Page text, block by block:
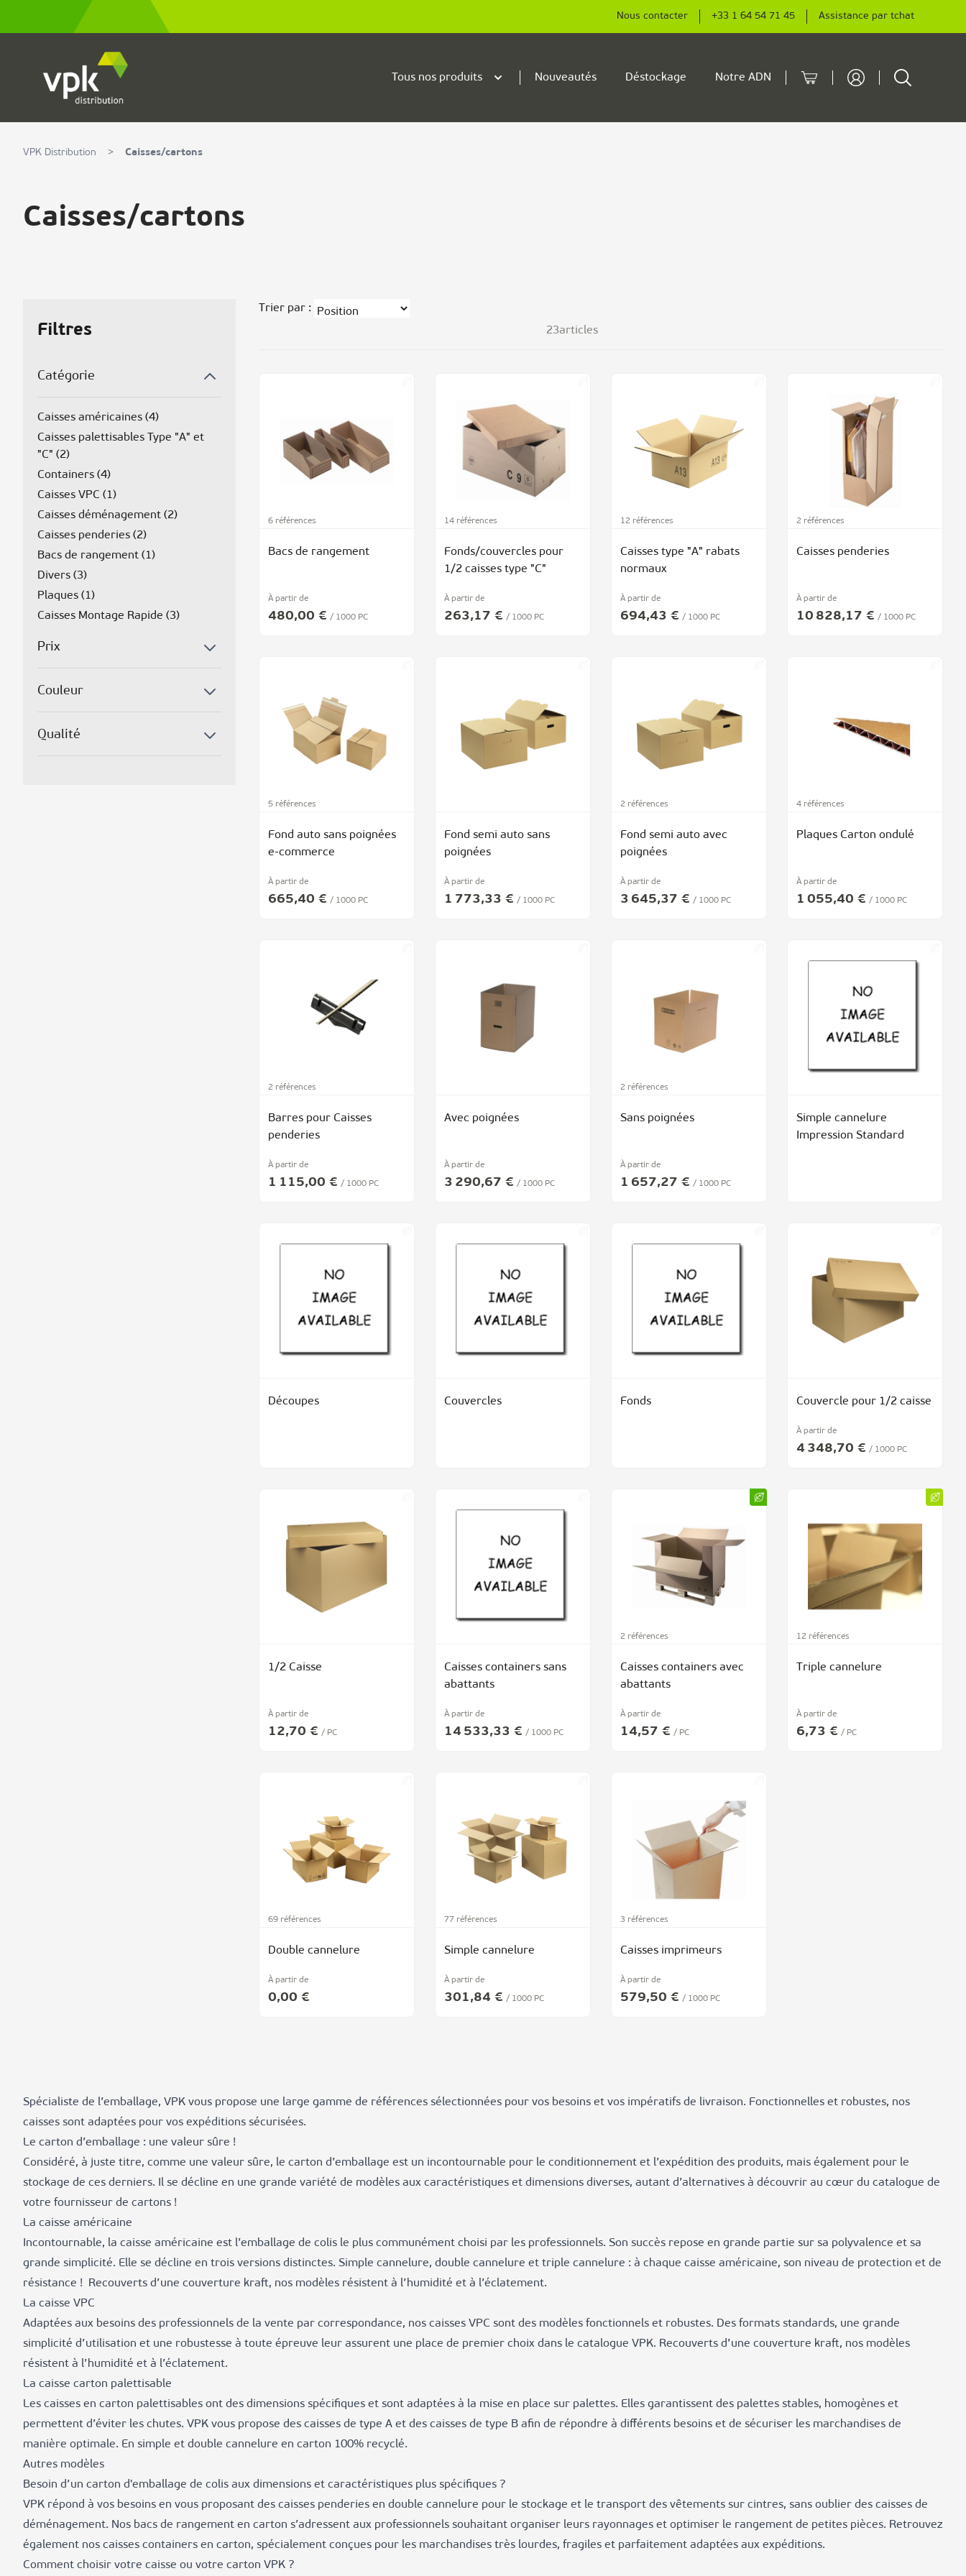
Nous contacter +33 1 64 54 71 45 Assistance par tchat
Tous nos produits Nouveautés Déstockage Notre ADN Cart Rechercher
VPK Distribution > Caisses/cartons
Caisses/cartons
Filtres
Catégorie
Caisses américaines (4)
Caisses palettisables Type "A" et
"C" (2)
Containers (4)
Caisses VPC (1)
Caisses déménagement (2)
Caisses penderies (2)
Bacs de rangement (1)
Divers (3)
Plaques (1)
Caisses Montage Rapide (3)
Prix
Couleur
Qualité
Trier par :
23articles
6 références
Bacs de rangement
À partir de
480,00 € / 1000 PC
14 références
Fonds/couvercles pour
1/2 caisses type "C"
À partir de
263,17 € / 1000 PC
12 références
Caisses type "A" rabats
normaux
À partir de
694,43 € / 1000 PC
2 références
Caisses penderies
À partir de
10 828,17 € / 1000 PC
5 références
Fond auto sans poignées
e-commerce
À partir de
665,40 € / 1000 PC
Fond semi auto sans
poignées
À partir de
1 773,33 € / 1000 PC
2 références
Fond semi auto avec
poignées
À partir de
3 645,37 € / 1000 PC
4 références
Plaques Carton ondulé
À partir de
1 055,40 € / 1000 PC
2 références
Barres pour Caisses
penderies
À partir de
1 115,00 € / 1000 PC
Avec poignées
À partir de
3 290,67 € / 1000 PC
2 références
Sans poignées
À partir de
1 657,27 € / 1000 PC
Simple cannelure
Impression Standard
Découpes Couvercles Fonds Couvercle pour 1/2 caisse
À partir de
4 348,70 € / 1000 PC
1/2 Caisse
À partir de
12,70 € / PC
Caisses containers sans
abattants
À partir de
14 533,33 € / 1000 PC
2 références
Caisses containers avec
abattants
À partir de
14,57 € / PC
12 références
Triple cannelure
À partir de
6,73 € / PC
69 références
Double cannelure
À partir de
0,00 €
77 références
Simple cannelure
À partir de
301,84 € / 1000 PC
3 références
Caisses imprimeurs
À partir de
579,50 € / 1000 PC
Spécialiste de l’emballage, VPK vous propose une large gamme de références sélectionnées pour vos besoins et vos impératifs de livraison. Fonctionnelles et robustes, nos
caisses sont adaptées pour vos expéditions sécurisées.
Le carton d’emballage : une valeur sûre !
Considéré, à juste titre, comme une valeur sûre, le carton d’emballage est un incontournable pour le conditionnement et l’expédition des produits, mais également pour le
stockage de ces derniers. Il se décline en une grande variété de modèles aux caractéristiques et dimensions diverses, autant d’alternatives à découvrir au cœur du catalogue de
votre fournisseur de cartons !
La caisse américaine
Incontournable, la caisse américaine est l’emballage de colis le plus communément choisi par les professionnels. Son succès repose en grande partie sur sa polyvalence et sa
grande simplicité. Elle se décline en trois versions distinctes. Simple cannelure, double cannelure et triple cannelure : à chaque caisse américaine, son niveau de protection et de
résistance ! Recouverts d’une couverture kraft, nos modèles résistent à l’humidité et à l’éclatement.
La caisse VPC
Adaptées aux besoins des professionnels de la vente par correspondance, nos caisses VPC sont des modèles fonctionnels et robustes. Des formats standards, une grande
simplicité d’utilisation et une robustesse à toute épreuve leur assurent une place de premier choix dans le catalogue VPK. Recouverts d’une couverture kraft, nos modèles
résistent à l’humidité et à l’éclatement.
La caisse carton palettisable
Les caisses en carton palettisables ont des dimensions spécifiques et sont adaptées à la mise en place sur palettes. Elles garantissent des palettes stables, homogènes et
permettent d’éviter les chutes. VPK vous propose des caisses de type A et des caisses de type B afin de répondre à différents besoins et de sécuriser les marchandises de
manière optimale. En simple et double cannelure en carton 100% recyclé.
Autres modèles
Besoin d’un carton d'emballage de colis aux dimensions et caractéristiques plus spécifiques ?
VPK répond à vos besoins en vous proposant des caisses penderies en double cannelure pour le stockage et le transport des vêtements sur cintres, sans oublier des caisses de
déménagement. Nos bacs de rangement en carton s’adressent aux professionnels souhaitant organiser leurs rayonnages et optimiser le rangement de petites pièces. Retrouvez
également nos caisses containers en carton, spécialement conçues pour les marchandises très lourdes, fragiles et parfaitement adaptées aux expéditions.
Comment choisir votre caisse ou votre carton VPK ?